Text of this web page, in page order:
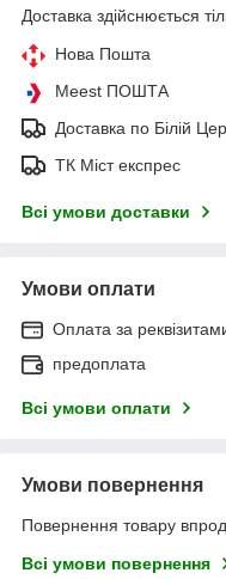
Доставка здійснюється
Нова Пошта
Meest ПОШТА
Доставка по Білій
ТК Міст експрес
Всі умови доставки
Умови оплати
Оплата за
предоплата
Всі умови оплати
Умови повернення
Повернення товару
Всі умови повернення